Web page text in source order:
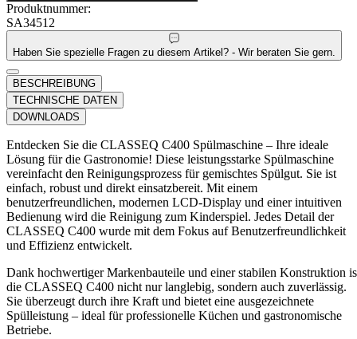
Produktnummer:
SA34512
Haben Sie spezielle Fragen zu diesem Artikel? - Wir beraten Sie gern.
BESCHREIBUNG
TECHNISCHE DATEN
DOWNLOADS
Entdecken Sie die CLASSEQ C400 Spülmaschine – Ihre ideale
Lösung für die Gastronomie! Diese leistungsstarke Spülmaschine
vereinfacht den Reinigungsprozess für gemischtes Spülgut. Sie ist
einfach, robust und direkt einsatzbereit. Mit einem
benutzerfreundlichen, modernen LCD-Display und einer intuitiven
Bedienung wird die Reinigung zum Kinderspiel. Jedes Detail der
CLASSEQ C400 wurde mit dem Fokus auf Benutzerfreundlichkeit
und Effizienz entwickelt.
Dank hochwertiger Markenbauteile und einer stabilen Konstruktion
die CLASSEQ C400 nicht nur langlebig, sondern auch zuverlässig.
Sie überzeugt durch ihre Kraft und bietet eine ausgezeichnete
Spülleistung – ideal für professionelle Küchen und gastronomische
Betriebe.